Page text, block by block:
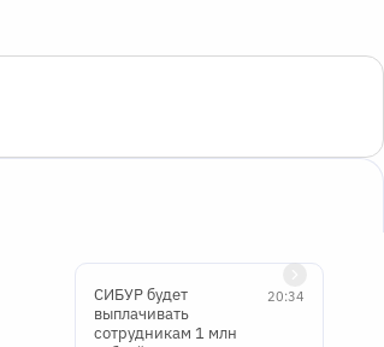
20:34
СИБУР будет
выплачивать
сотрудникам 1 млн